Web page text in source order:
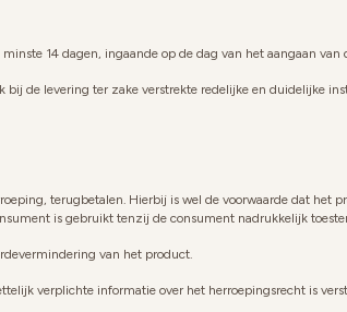
14 dagen, ingaande op de dag van het aangaan van
de levering ter zake verstrekte redelijke en duidelijke
terugbetalen. Hierbij is wel de voorwaarde dat het
is gebruikt tenzij de consument nadrukkelijk
van het product.
verplichte informatie over het herroepingsrecht is